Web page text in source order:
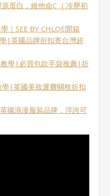
蛋白，維他命C ｜冷壓初
｜SEE BY CHLOE開箱
|英國品牌折扣寄台灣超
學|必買包款手袋推薦|折
學|英國美妝運費關稅折扣
國浪漫服裝品牌，浮誇可